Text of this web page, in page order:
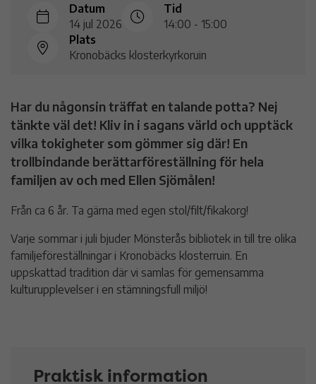
Datum
14 jul 2026
Tid
14:00 - 15:00
Plats
Kronobäcks klosterkyrkoruin
Har du någonsin träffat en talande potta? Nej
tänkte väl det! Kliv in i sagans värld och upptäck
vilka tokigheter som gömmer sig där! En
trollbindande berättarföreställning för hela
familjen av och med Ellen Sjömålen!
Från ca 6 år. Ta gärna med egen stol/filt/fikakorg!
Varje sommar i juli bjuder Mönsterås bibliotek in till tre olika
familjeföreställningar i Kronobäcks klosterruin. En
uppskattad tradition där vi samlas för gemensamma
kulturupplevelser i en stämningsfull miljö!
Praktisk information